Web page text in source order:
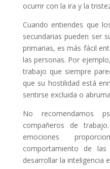
ocurrir con la ira y la
Cuando entiendes que
secundarias pueden ser
primarias, es más fácil
las personas. Por
trabajo que siempre
que su hostilidad está
sentirse excluida o
No recomendamos
compañeros de
emociones
comportamiento de
desarrollar la inteligencia